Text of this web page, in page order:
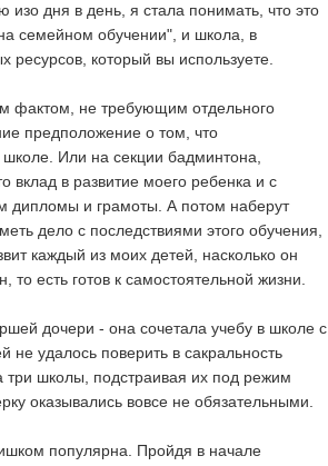
дня в день, я стала понимать, что это
семейном обучении", и школа, в
ресурсов, который вы используете.
фактом, не требующим отдельного
предположение о том, что
Или на секции бадминтона,
вклад в развитие моего ребенка и с
дипломы и грамоты. А потом наберут
дело с последствиями этого обучения,
каждый из моих детей, насколько он
есть готов к самостоятельной жизни.
дочери - она сочетала учебу в школе с
не удалось поверить в сакральность
три школы, подстраивая их под режим
оказывались вовсе не обязательными.
популярна. Пройдя в начале